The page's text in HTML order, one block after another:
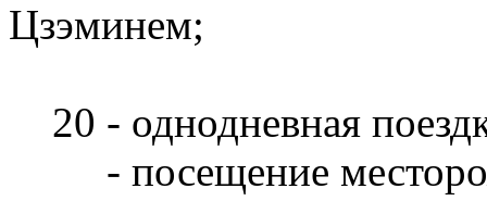
Цзэминем;
20 - однодневная
- посещение